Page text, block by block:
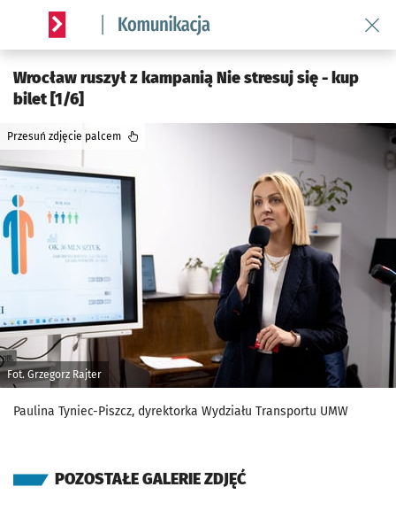
Serwis informacyjny wroclaw.pl podserwis: Komunikacja
Wrocław ruszył z kampanią Nie stresuj się - kup
bilet [1/6]
Fot. Grzegorz Rajter
Przesuń zdjęcie palcem
Paulina Tyniec-Piszcz, dyrektorka Wydziału Transportu UMW
POZOSTAŁE GALERIE ZDJĘĆ